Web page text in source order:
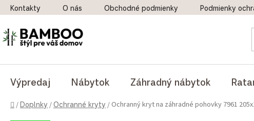
Prejsť na obsah
Kontakty O nás Obchodné podmienky Podmienky
Výpredaj Nábytok Záhradný nábytok
Domov
/Doplnky /Ochranné kryty / Ochranný kryt na záhradné pohovky 7961